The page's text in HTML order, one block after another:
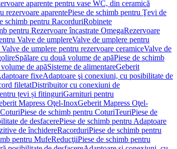
aparente pentru vase WC, din ceramică
rezervoare aparentePiese de schimb pentru Ţevi de
schimb pentru RacorduriRobinete
pentru Rezervoare încastrate OmegaRezervoare
Valve de umplereValve de umplere pentru
de umplere pentru rezervoare ceramiceValve de
Spălare cu două volume de apăPiese de schimb
de apăSisteme de alimentareGeberit
fixeAdaptoare şi conexiuni, cu posibilitate de
filetatDistribuitor cu conexiuni de
țevi și fitinguriGarnituri pentru
Mapress Oţel-InoxGeberit Mapress Oţel-
CoturiPiese de schimb pentru CoturiTeuriPiese de
de desfacerePiese de schimb pentru Adaptoare
de închidereRacorduriPiese de schimb pentru
pentru MufeReducţiiPiese de schimb pentru